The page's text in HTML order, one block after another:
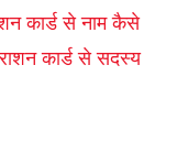
कार्ड से नाम कैसे
राशन कार्ड से सदस्य